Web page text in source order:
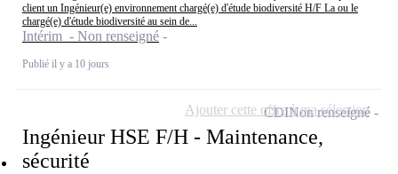
client un Ingénieur(e) environnement chargé(e) d'étude biodiversité H/F La ou le
chargé(e) d'étude biodiversité au sein de...
Intérim - Non renseigné
Publié il y a 10 jours
Ingénieur HSE F/H - Maintenance,
sécurité
CDINon renseigné
Ajouter cette offre à ma sélection